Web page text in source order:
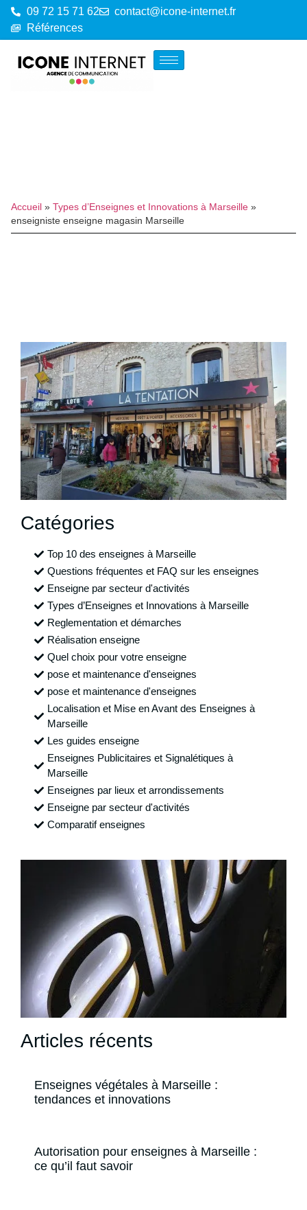
09 72 15 71 62
contact@icone-internet.fr
Références
Accueil » Types d’Enseignes et Innovations à Marseille »
enseigniste enseigne magasin Marseille
Catégories
Top 10 des enseignes à Marseille
Questions fréquentes et FAQ sur les enseignes
Enseigne par secteur d'activités
Types d’Enseignes et Innovations à Marseille
Reglementation et démarches
Réalisation enseigne
Quel choix pour votre enseigne
pose et maintenance d'enseignes
pose et maintenance d'enseignes
Localisation et Mise en Avant des Enseignes à
Marseille
Les guides enseigne
Enseignes Publicitaires et Signalétiques à
Marseille
Enseignes par lieux et arrondissements
Enseigne par secteur d'activités
Comparatif enseignes
Articles récents
Enseignes végétales à Marseille :
tendances et innovations
Autorisation pour enseignes à Marseille :
ce qu’il faut savoir